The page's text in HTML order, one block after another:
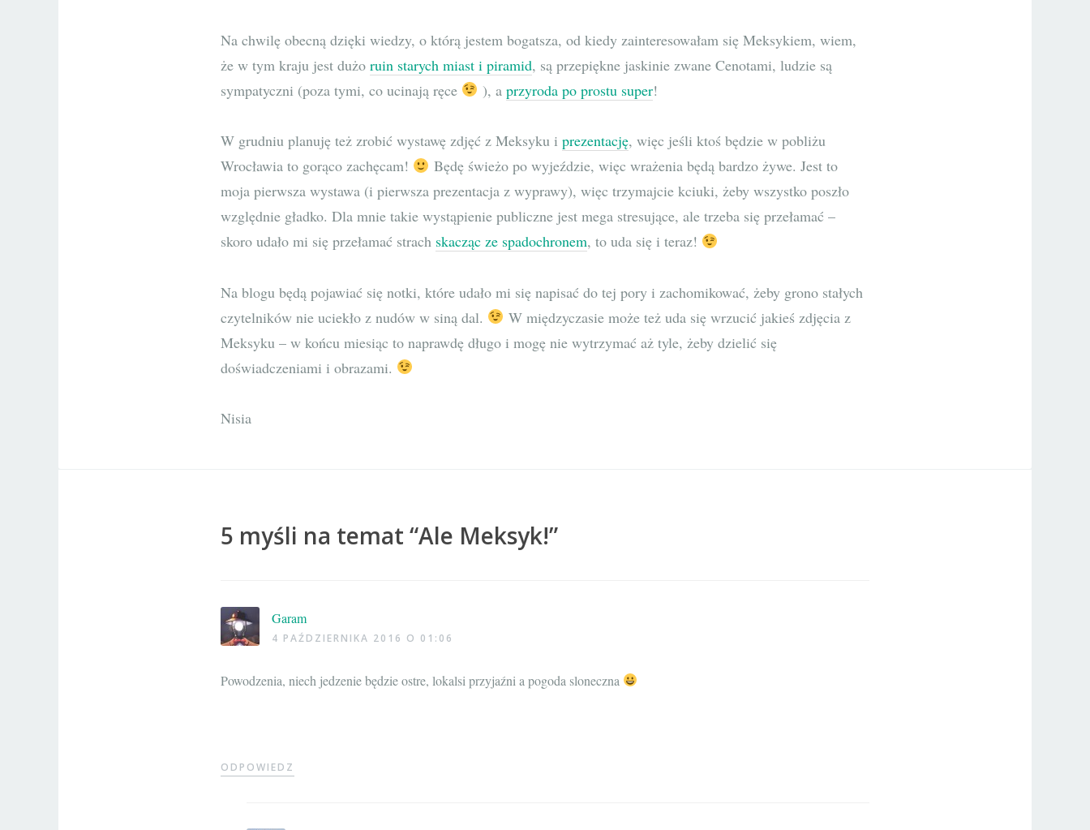
Na chwilę obecną dzięki wiedzy, o którą jestem bogatsza, od kiedy zainteresowałam się Meksykiem, wiem,
że w tym kraju jest dużo ruin starych miast i piramid, są przepiękne jaskinie zwane Cenotami, ludzie są
sympatyczni (poza tymi, co ucinają ręce
), a przyroda po prostu super!
W grudniu planuję też zrobić wystawę zdjęć z Meksyku i prezentację, więc jeśli ktoś będzie w pobliżu
Wrocławia to gorąco zachęcam!
Będę świeżo po wyjeździe, więc wrażenia będą bardzo żywe. Jest to
moja pierwsza wystawa (i pierwsza prezentacja z wyprawy), więc trzymajcie kciuki, żeby wszystko poszło
względnie gładko. Dla mnie takie wystąpienie publiczne jest mega stresujące, ale trzeba się przełamać –
skoro udało mi się przełamać strach skacząc ze spadochronem, to uda się i teraz!
Na blogu będą pojawiać się notki, które udało mi się napisać do tej pory i zachomikować, żeby grono stałych
czytelników nie uciekło z nudów w siną dal.
W międzyczasie może też uda się wrzucić jakieś zdjęcia z
Meksyku – w końcu miesiąc to naprawdę długo i mogę nie wytrzymać aż tyle, żeby dzielić się
doświadczeniami i obrazami.
Nisia
5 myśli na temat “Ale Meksyk!”
Garam
4 PAŹDZIERNIKA 2016 O 01:06
Powodzenia, niech jedzenie będzie ostre, lokalsi przyjaźni a pogoda sloneczna
ODPOWIEDZ